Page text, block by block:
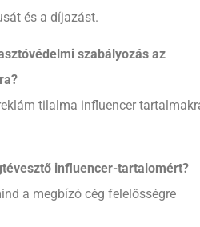
és a díjazást.
szabályozás az
tilalma influencer
influencer-tartalomért?
a megbízó cég felelősségre